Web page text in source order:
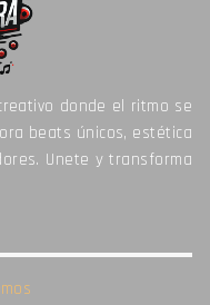
donde el ritmo se
beats únicos, estética
Unete y transforma